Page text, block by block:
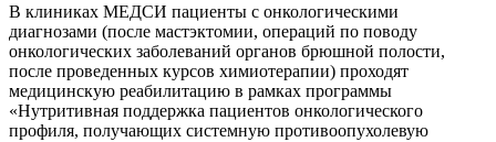
В клиниках МЕДСИ пациенты с онкологическими
диагнозами (после мастэктомии, операций по поводу
онкологических заболеваний органов брюшной полости,
после проведенных курсов химиотерапии) проходят
медицинскую реабилитацию в рамках программы
«Нутритивная поддержка пациентов онкологического
профиля, получающих системную противоопухолевую